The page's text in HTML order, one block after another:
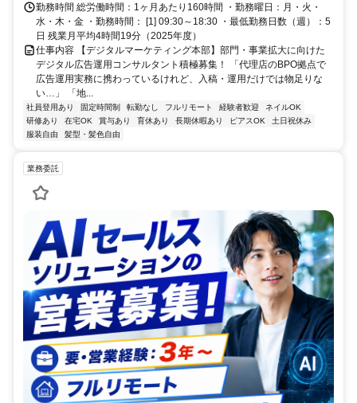
勤務時間 総労働時間：1ヶ月あたり160時間 ・勤務曜日：月・火・
水・木・金 ・勤務時間： [1] 09:30～18:30 ・最低勤務日数（週）：5
日 残業月平均4時間19分（2025年度）
仕事内容 【デジタルマーケティング本部】部門・事業拡大に向けた
デジタル広告運用コンサルタント積極募集！ 「代理店のBPO拠点で
広告運用実務に携わっているけれど、入稿・運用だけでは物足りな
い…」 「地...
社員登用あり 固定時間制 転勤なし フルリモート 経験者歓迎
ネイルOK
研修あり
在宅OK 賞与あり 育休あり 長期休暇あり ピアスOK
土日祝休み
服装自由
髪型・髪色自由
業務委託